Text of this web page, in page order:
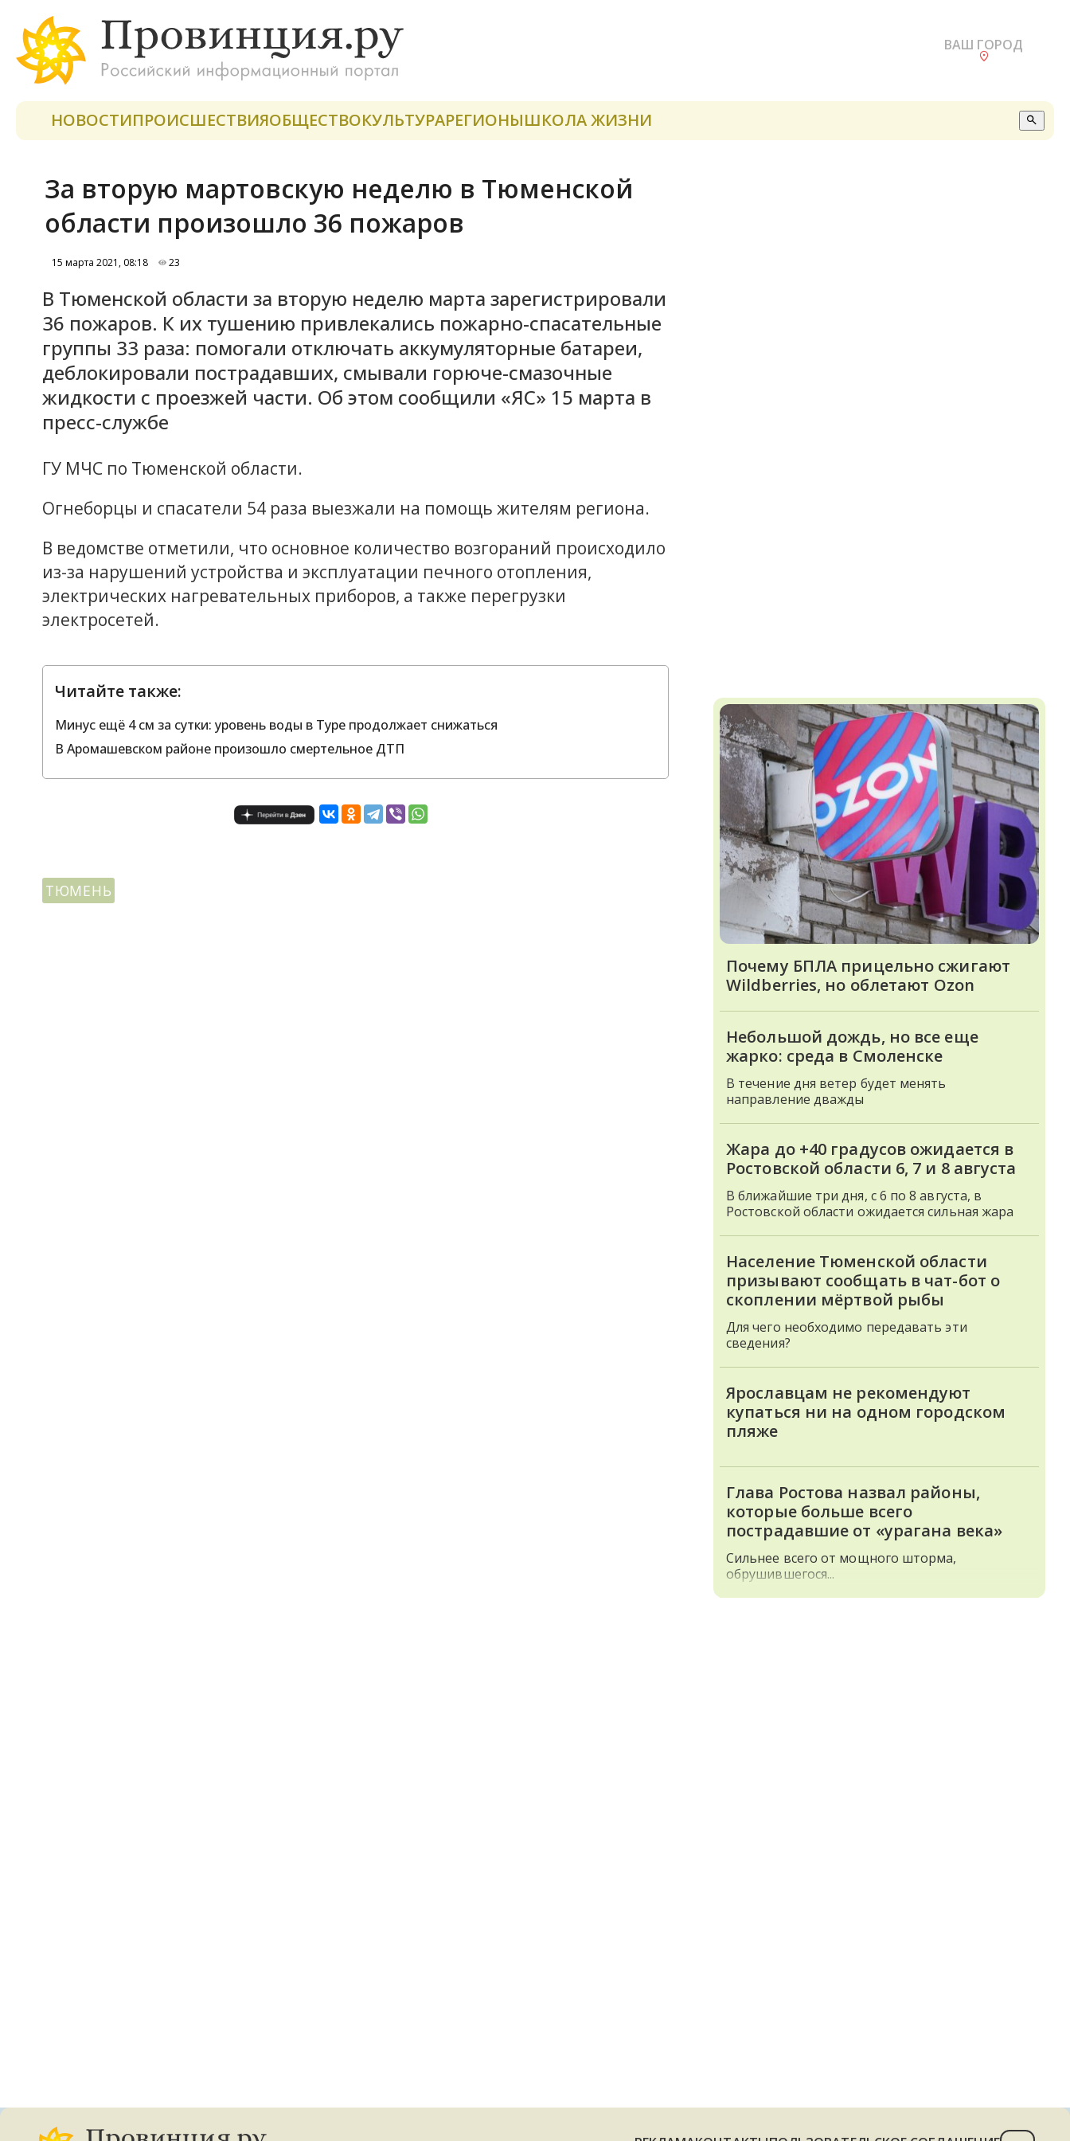
ВАШ ГОРОД
НОВОСТИПРОИСШЕСТВИЯОБЩЕСТВОКУЛЬТУРАРЕГИОНЫШКОЛА ЖИЗНИ
За вторую мартовскую неделю в Тюменской
области произошло 36 пожаров
15 марта 2021, 08:18 23
В Тюменской области за вторую неделю марта зарегистрировали
36 пожаров. К их тушению привлекались пожарно-спасательные
группы 33 раза: помогали отключать аккумуляторные батареи,
деблокировали пострадавших, смывали горюче-смазочные
жидкости с проезжей части. Об этом сообщили «ЯС» 15 марта в
пресс-службе
ГУ МЧС по Тюменской области.
Огнеборцы и спасатели 54 раза выезжали на помощь жителям региона.
В ведомстве отметили, что основное количество возгораний происходило
из-за нарушений устройства и эксплуатации печного отопления,
электрических нагревательных приборов, а также перегрузки
электросетей.
Читайте также:
Минус ещё 4 см за сутки: уровень воды в Туре продолжает снижаться
В Аромашевском районе произошло смертельное ДТП
ТЮМЕНЬ
Почему БПЛА прицельно сжигают
Wildberries, но облетают Ozon
Небольшой дождь, но все еще
жарко: среда в Смоленске
В течение дня ветер будет менять
направление дважды
Жара до +40 градусов ожидается в
Ростовской области 6, 7 и 8 августа
В ближайшие три дня, с 6 по 8 августа, в
Ростовской области ожидается сильная жара
Население Тюменской области
призывают сообщать в чат-бот о
скоплении мёртвой рыбы
Для чего необходимо передавать эти
сведения?
Ярославцам не рекомендуют
купаться ни на одном городском
пляже
Глава Ростова назвал районы,
которые больше всего
пострадавшие от «урагана века»
Сильнее всего от мощного шторма,
обрушившегося...